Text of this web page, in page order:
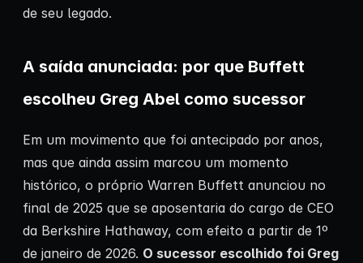
de seu legado.
A saída anunciada: por que Buffett
escolheu Greg Abel como sucessor
Em um movimento que foi antecipado por anos,
mas que ainda assim marcou um momento
histórico, o próprio Warren Buffett anunciou no
final de 2025 que se aposentaria do cargo de CEO
da Berkshire Hathaway, com efeito a partir de 1º
de janeiro de 2026. O sucessor escolhido foi Greg